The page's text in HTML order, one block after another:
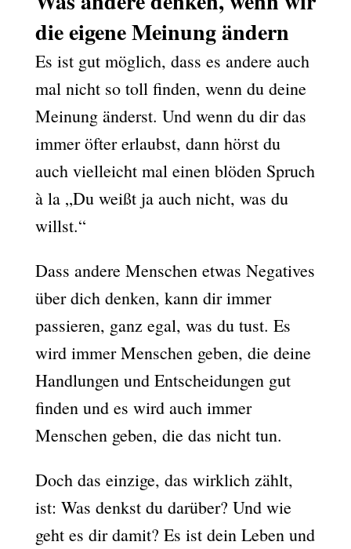
die eigene Meinung ändern
Es ist gut möglich, dass es andere auch
mal nicht so toll finden, wenn du deine
Meinung änderst. Und wenn du dir das
immer öfter erlaubst, dann hörst du
auch vielleicht mal einen blöden Spruch
à la „Du weißt ja auch nicht, was du
willst.“
Dass andere Menschen etwas Negatives
über dich denken, kann dir immer
passieren, ganz egal, was du tust. Es
wird immer Menschen geben, die deine
Handlungen und Entscheidungen gut
finden und es wird auch immer
Menschen geben, die das nicht tun.
Doch das einzige, das wirklich zählt,
ist: Was denkst du darüber? Und wie
geht es dir damit? Es ist dein Leben und